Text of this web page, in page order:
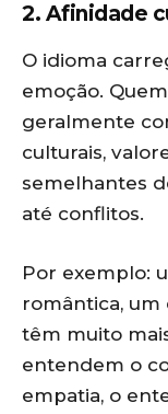
2. Afinidade
O idioma
emoção.
geralmente
culturais,
semelhantes
até conflitos.
Por exemplo:
romântica, um
têm muito
entendem o
empatia, o